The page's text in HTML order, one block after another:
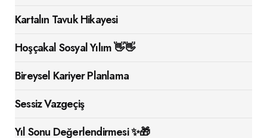
Kartalın Tavuk Hikayesi
Hoşçakal Sosyal Yılım 👋👋
Bireysel Kariyer Planlama
Sessiz Vazgeçiş
Yıl Sonu Değerlendirmesi ✨🎁